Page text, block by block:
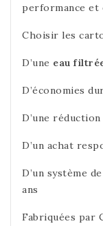
performance et
Choisir les
D’une eau
D’économies
D’une
D’un achat
D’un système
ans
Fabriquées par